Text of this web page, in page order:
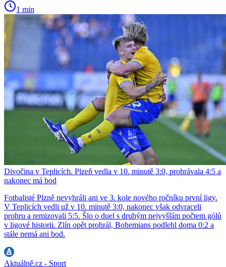
1 min
Divočina v Teplicích. Plzeň vedla v 10. minutě 3:0, prohrávala 4:5 a
nakonec má bod
Fotbalisté Plzně nevyhráli ani ve 3. kole nového ročníku první ligy.
V Teplicích vedli už v 10. minutě 3:0, nakonec však odvraceli
prohru a remizovali 5:5. Šlo o duel s druhým nejvyšším počtem gólů
v ligové historii. Zlín opět prohrál, Bohemians podlehl doma 0:2 a
stále nemá ani bod.
Aktuálně.cz - Sport